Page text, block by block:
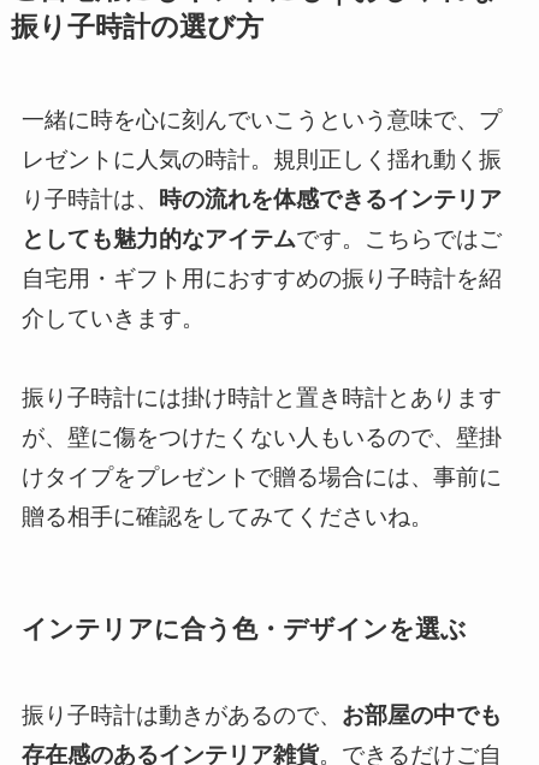
振り子時計の選び方
一緒に時を心に刻んでいこうという意味で、プ
レゼントに人気の時計。規則正しく揺れ動く振
り子時計は、 時の流れを体感できるインテリア
としても魅力的なアイテムです。こちらではご
自宅用・ギフト用におすすめの振り子時計を紹
介していきます。
振り子時計には掛け時計と置き時計とあります
が、壁に傷をつけたくない人もいるので、壁掛
けタイプをプレゼントで贈る場合には、事前に
贈る相手に確認をしてみてくださいね。
インテリアに合う色・デザインを選ぶ
振り子時計は動きがあるので、 お部屋の中でも
存在感のあるインテリア雑貨。できるだけご自